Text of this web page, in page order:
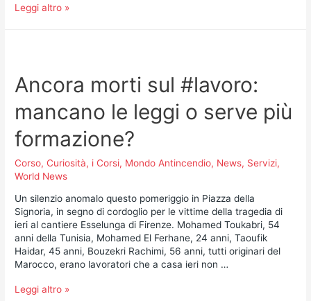
Leggi altro »
Ancora morti sul #lavoro:
mancano le leggi o serve più
formazione?
Corso,Curiosità, i Corsi, Mondo Antincendio, News, Servizi,
World News
Un silenzio anomalo questo pomeriggio in Piazza della
Signoria, in segno di cordoglio per le vittime della tragedia di
ieri al cantiere Esselunga di Firenze. Mohamed Toukabri, 54
anni della Tunisia, Mohamed El Ferhane, 24 anni, Taoufik
Haidar, 45 anni, Bouzekri Rachimi, 56 anni, tutti originari del
Marocco, erano lavoratori che a casa ieri non …
Leggi altro »